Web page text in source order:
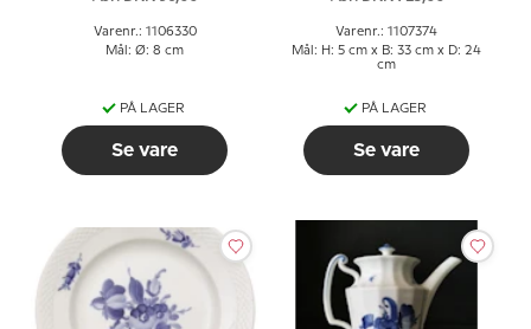
Varenr.: 1106330
Mål: Ø: 8 cm
PÅ LAGER
Se vare
Varenr.: 1107374
Mål: H: 5 cm x B: 33 cm x D: 24
cm
PÅ LAGER
Se vare